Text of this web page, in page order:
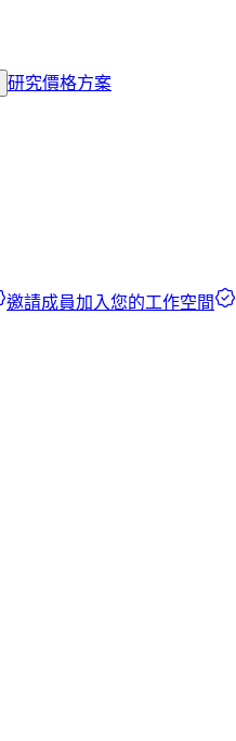
研究價格方案
邀請成員加入您的工作空間